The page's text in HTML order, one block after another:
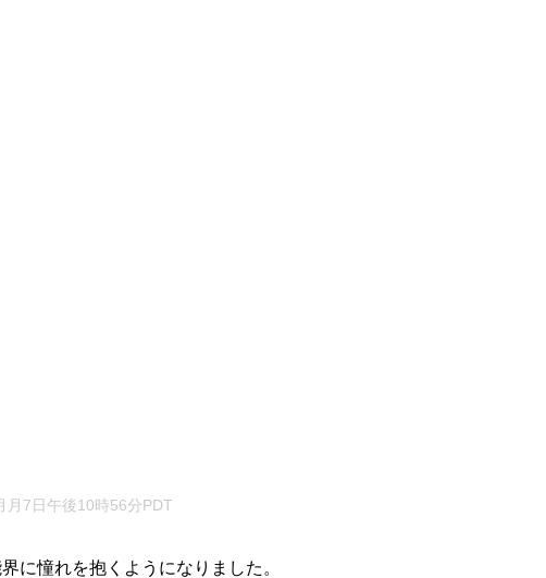
月7日午後10時56分PDT
に憧れを抱くようになりました。